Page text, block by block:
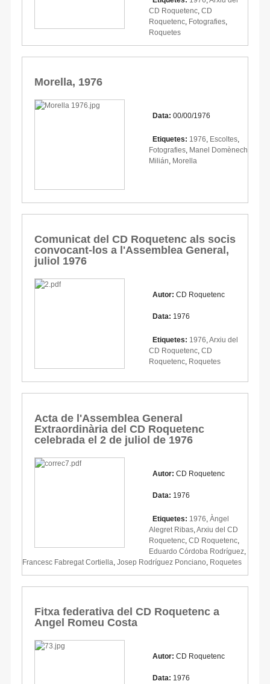
CD Roquetenc CD
Roquetenc Fotografies
Roquetes
Morella, 1976
Data: 00/00/1976
Etiquetes: 1976 Escoltes
Fotografies Manel Domènech
Milián Morella
Comunicat del CD Roquetenc als socis
convocant-los a l'Assemblea General,
juliol 1976
Autor: CD Roquetenc
Data: 1976
Etiquetes: 1976 Arxiu del
CD Roquetenc CD
Roquetenc Roquetes
Acta de l'Assemblea General
Extraordinària del CD Roquetenc
celebrada el 2 de juliol de 1976
Autor: CD Roquetenc
Data: 1976
Etiquetes: 1976 Àngel
Alegret Ribas Arxiu del CD
Roquetenc CD Roquetenc
Eduardo Córdoba Rodríguez
Francesc Fabregat Cortiella Josep Rodríguez Ponciano Roquetes
Fitxa federativa del CD Roquetenc a
Angel Romeu Costa
Autor: CD Roquetenc
Data: 1976